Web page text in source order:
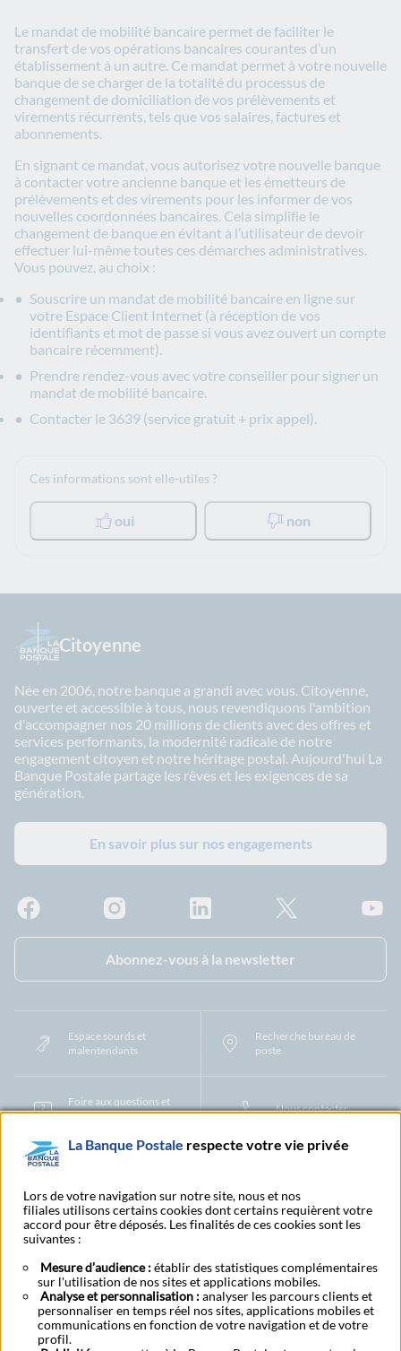
Le mandat de mobilité bancaire permet de faciliter le
transfert de vos opérations bancaires courantes d’un
établissement à un autre. Ce mandat permet à votre nouvelle
banque de se charger de la totalité du processus de
changement de domiciliation de vos prélèvements et
virements récurrents, tels que vos salaires, factures et
abonnements.
En signant ce mandat, vous autorisez votre nouvelle banque
à contacter votre ancienne banque et les émetteurs de
prélèvements et des virements pour les informer de vos
nouvelles coordonnées bancaires. Cela simplifie le
changement de banque en évitant à l’utilisateur de devoir
effectuer lui-même toutes ces démarches administratives.
Vous pouvez, au choix :
Souscrire un mandat de mobilité bancaire en ligne sur
votre Espace Client Internet (à réception de vos
identifiants et mot de passe si vous avez ouvert un compte
bancaire récemment).
Prendre rendez-vous avec votre conseiller pour signer un
mandat de mobilité bancaire.
Contacter le 3639 (service gratuit + prix appel).
Ces informations sont elle-utiles ?
oui non
Citoyenne
Née en 2006, notre banque a grandi avec vous. Citoyenne,
ouverte et accessible à tous, nous revendiquons l'ambition
d'accompagner nos 20 millions de clients avec des offres et
services performants, la modernité radicale de notre
engagement citoyen et notre héritage postal. Aujourd'hui La
Banque Postale partage les rêves et les exigences de sa
génération.
En savoir plus sur nos engagements
Abonnez-vous à la newsletter
Espace sourds et
malentendants
Recherche bureau de
poste
Foire aux questions et
centre d'aide
Nous contacter
Protection des Données à Caractère PersonnelFiliales et partenaires
CookiesGestion des cookiesActualiser vos informations
Contestation et réclamation Coordonnées Centres Financiers
Alertes fraudes et points de vigilance Actualités réglementaires CGU
Aide navigateur et systèmes d'exploitation
Vider le cache de votre navigateurLexique Aide et accessibilité
Accessibilité – Partiellement conforme Espace candidature
BFI - Banque de Financement et d'Investissement
La Banque Postale respecte votre vie privée
Lors de votre navigation sur notre site, nous et nos
filiales utilisons certains cookies dont certains requièrent votre
accord pour être déposés. Les finalités de ces cookies sont les
suivantes :
Mesure d’audience :établir des statistiques complémentaires
sur l'utilisation de nos sites et applications mobiles.
Analyse et personnalisation :analyser les parcours clients et
personnaliser en temps réel nos sites, applications mobiles et
communications en fonction de votre navigation et de votre
profil.